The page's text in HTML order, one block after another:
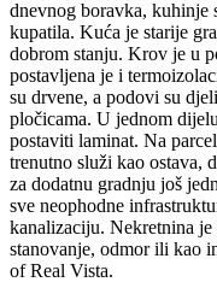
dnevnog boravka, kuhinje
kupatila. Kuća je starije
dobrom stanju. Krov je u
postavljena je i
su drvene, a podovi su
pločicama. U jednom
postaviti laminat. Na
trenutno služi kao ostava,
za dodatnu gradnju još
sve neophodne
kanalizaciju. Nekretnina
stanovanje, odmor ili kao
of Real Vista.